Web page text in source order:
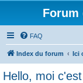
FAQ
Index du forum Ici
Hello, moi